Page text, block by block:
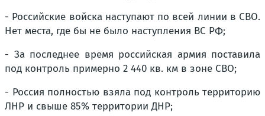
- Российские войска наступают по всей линии в СВО.
Нет места, где бы не было наступления ВС РФ;
- За последнее время российская армия поставила
под контроль примерно 2 440 кв. км в зоне СВО;
- Россия полностью взяла под контроль территорию
ЛНР и свыше 85% территории ДНР;